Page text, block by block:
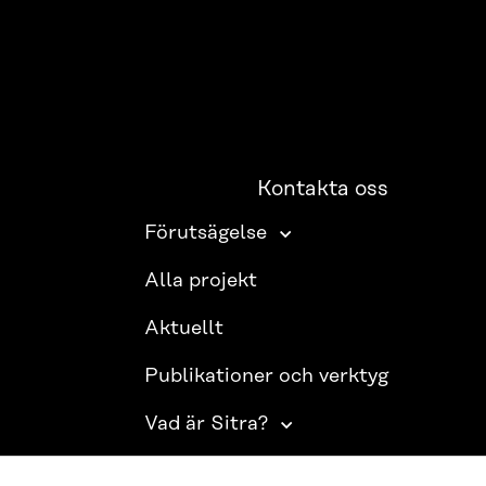
Kontakta oss
Förutsägelse
Alla projekt
Aktuellt
Publikationer och verktyg
Vad är Sitra?